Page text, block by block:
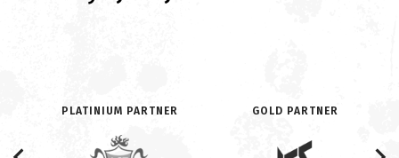
PLATINIUM PARTNER GOLD PARTNER